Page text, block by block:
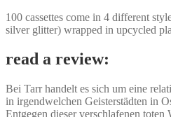
100 cassettes come in 4 different
silver glitter) wrapped in upcycled
read a review:
Bei Tarr handelt es sich um eine
in irgendwelchen Geisterstädten in
Entgegen dieser verschlafenen toten